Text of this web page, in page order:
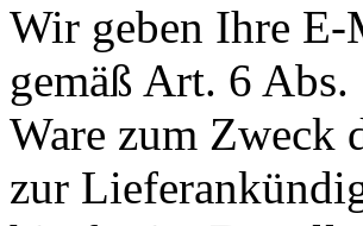
Wir geben Ihre E-
gemäß Art. 6
Ware zum Zweck
zur